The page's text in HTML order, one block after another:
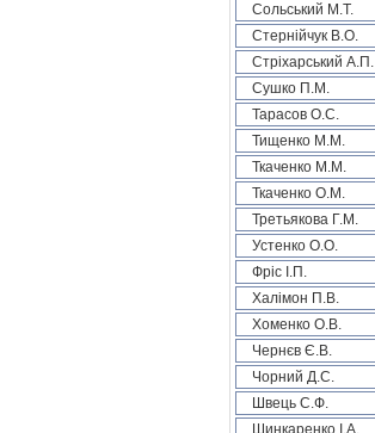
Сольський М.Т.
Стернійчук В.О.
Стріхарський А.П.
Сушко П.М.
Тарасов О.С.
Тищенко М.М.
Ткаченко М.М.
Ткаченко О.М.
Третьякова Г.М.
Устенко О.О.
Фріс І.П.
Халімон П.В.
Хоменко О.В.
Чернєв Є.В.
Чорний Д.С.
Швець С.Ф.
Шинкаренко І.А.